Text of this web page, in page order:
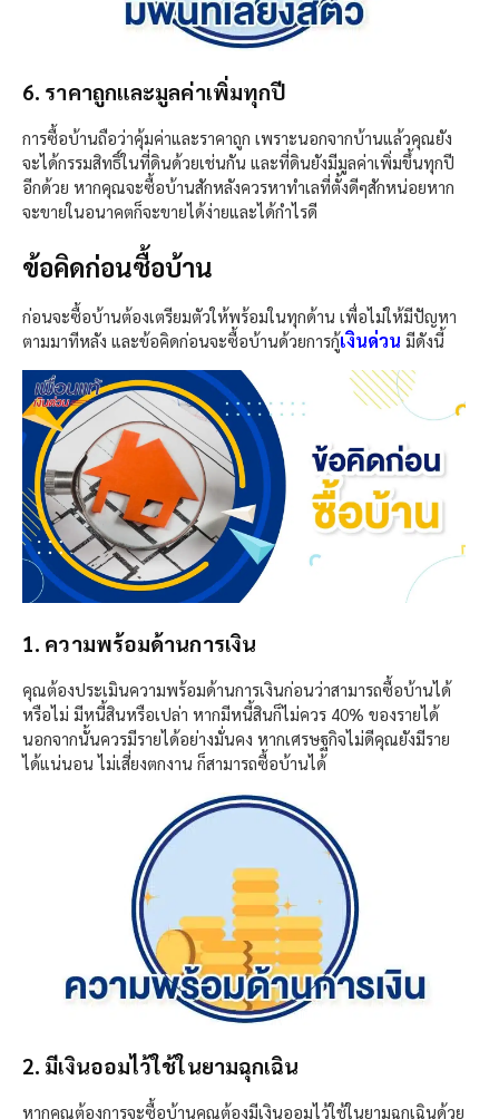
6. ราคาถูกและมูลค่าเพิ่มทุกปี
การซื้อบ้านถือว่าคุ้มค่าและราคาถูก เพราะนอกจากบ้านแล้วคุณยัง
จะได้กรรมสิทธิ์ในที่ดินด้วยเช่นกัน และที่ดินยังมีมูลค่าเพิ่มขึ้นทุกปี
อีกด้วย หากคุณจะซื้อบ้านสักหลังควรหาทำเลที่ตั้งดีๆสักหน่อยหาก
จะขายในอนาคตก็จะขายได้ง่ายและได้กำไรดี
ข้อคิดก่อนซื้อบ้าน
ก่อนจะซื้อบ้านต้องเตรียมตัวให้พร้อมในทุกด้าน เพื่อไม่ให้มีปัญหา
ตามมาทีหลัง และข้อคิดก่อนจะซื้อบ้านด้วยการกู้เงินด่วน มีดังนี้
1. ความพร้อมด้านการเงิน
คุณต้องประเมินความพร้อมด้านการเงินก่อนว่าสามารถซื้อบ้านได้
หรือไม่ มีหนี้สินหรือเปล่า หากมีหนี้สินก็ไม่ควร 40% ของรายได้
นอกจากนั้นควรมีรายได้อย่างมั่นคง หากเศรษฐกิจไม่ดีคุณยังมีราย
ได้แน่นอน ไม่เสี่ยงตกงาน ก็สามารถซื้อบ้านได้
2. มีเงินออมไว้ใช้ในยามฉุกเฉิน
หากคุณต้องการจะซื้อบ้านคุณต้องมีเงินออมไว้ใช้ในยามฉุกเฉินด้วย